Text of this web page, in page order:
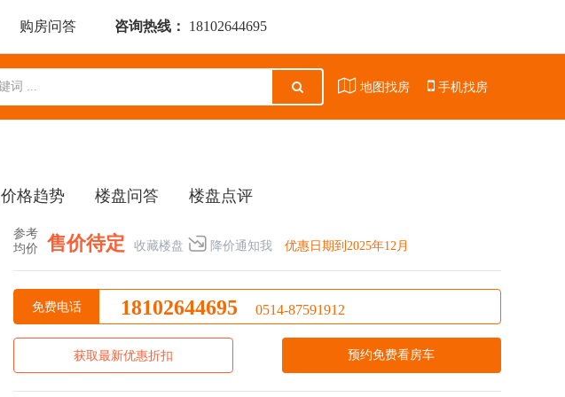
购房问答 咨询热线： 18102644695
地图找房 手机找房
价格趋势 楼盘问答 楼盘点评
参考
均价
售价待定 收藏楼盘 降价通知我 优惠日期到2025年12月
免费电话 18102644695 0514-87591912
获取最新优惠折扣 预约免费看房车